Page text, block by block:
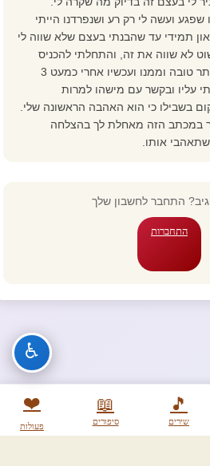
🎵
שירים
📖
סיפורים
❤️
פעולות
ועשה לי רק רע ושנפרדנו הייתי
תמידי עד שהבנתי בעצם שלא שווה לי
לא שווה את זה, והתחלתי להכניס
לעצמי לראש כמה אני יותר טובה וממנו ועכשיו אחרי כמעט 3
עליו ובקשר עם מישהו למרות
בשבילו כי הוא האהבה הראשונה שלי.
במכתב הזה מאחלת לך בהצלחה
אותו.
התחבר לחשבון שלך
התחברות
♿